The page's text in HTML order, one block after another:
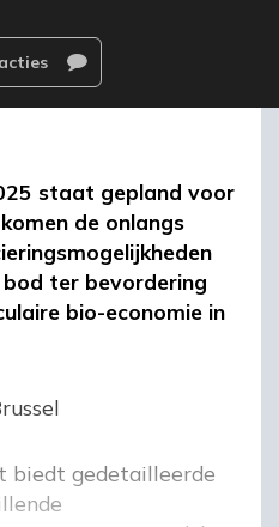
staat gepland voor
de onlangs
ter bevordering
bio-economie in
biedt gedetailleerde